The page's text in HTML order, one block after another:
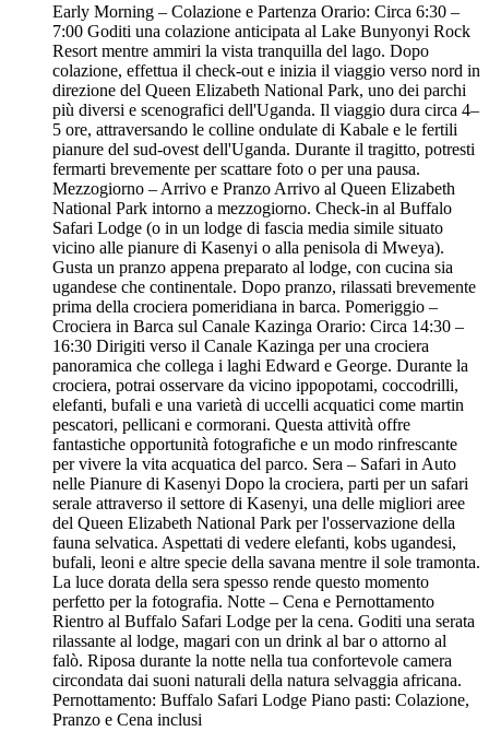
Early Morning – Colazione e Partenza Orario: Circa 6:30 –
7:00 Goditi una colazione anticipata al Lake Bunyonyi Rock
Resort mentre ammiri la vista tranquilla del lago. Dopo
colazione, effettua il check-out e inizia il viaggio verso nord in
direzione del Queen Elizabeth National Park, uno dei parchi
più diversi e scenografici dell'Uganda. Il viaggio dura circa 4–
5 ore, attraversando le colline ondulate di Kabale e le fertili
pianure del sud-ovest dell'Uganda. Durante il tragitto, potresti
fermarti brevemente per scattare foto o per una pausa.
Mezzogiorno – Arrivo e Pranzo Arrivo al Queen Elizabeth
National Park intorno a mezzogiorno. Check-in al Buffalo
Safari Lodge (o in un lodge di fascia media simile situato
vicino alle pianure di Kasenyi o alla penisola di Mweya).
Gusta un pranzo appena preparato al lodge, con cucina sia
ugandese che continentale. Dopo pranzo, rilassati brevemente
prima della crociera pomeridiana in barca. Pomeriggio –
Crociera in Barca sul Canale Kazinga Orario: Circa 14:30 –
16:30 Dirigiti verso il Canale Kazinga per una crociera
panoramica che collega i laghi Edward e George. Durante la
crociera, potrai osservare da vicino ippopotami, coccodrilli,
elefanti, bufali e una varietà di uccelli acquatici come martin
pescatori, pellicani e cormorani. Questa attività offre
fantastiche opportunità fotografiche e un modo rinfrescante
per vivere la vita acquatica del parco. Sera – Safari in Auto
nelle Pianure di Kasenyi Dopo la crociera, parti per un safari
serale attraverso il settore di Kasenyi, una delle migliori aree
del Queen Elizabeth National Park per l'osservazione della
fauna selvatica. Aspettati di vedere elefanti, kobs ugandesi,
bufali, leoni e altre specie della savana mentre il sole tramonta.
La luce dorata della sera spesso rende questo momento
perfetto per la fotografia. Notte – Cena e Pernottamento
Rientro al Buffalo Safari Lodge per la cena. Goditi una serata
rilassante al lodge, magari con un drink al bar o attorno al
falò. Riposa durante la notte nella tua confortevole camera
circondata dai suoni naturali della natura selvaggia africana.
Pernottamento: Buffalo Safari Lodge Piano pasti: Colazione,
Pranzo e Cena inclusi